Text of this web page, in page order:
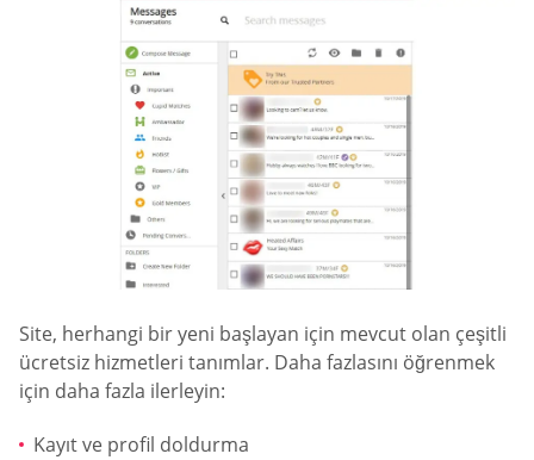
Site, herhangi bir yeni başlayan için mevcut olan çeşitli
ücretsiz hizmetleri tanımlar. Daha fazlasını öğrenmek
için daha fazla ilerleyin:
Kayıt ve profil doldurma